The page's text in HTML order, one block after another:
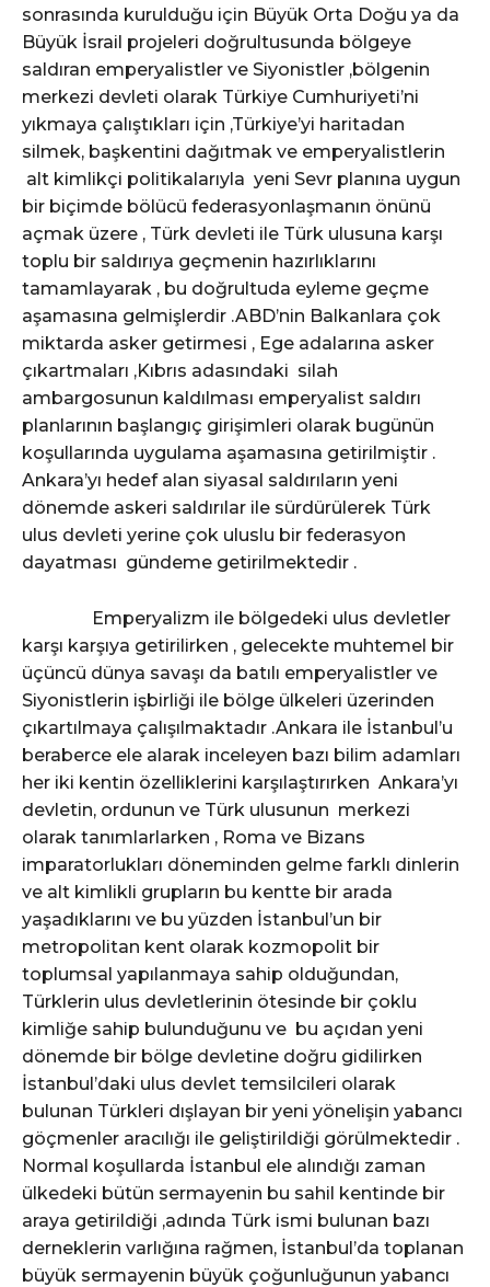
sonrasında kurulduğu için Büyük Orta Doğu ya da
Büyük İsrail projeleri doğrultusunda bölgeye
saldıran emperyalistler ve Siyonistler ,bölgenin
merkezi devleti olarak Türkiye Cumhuriyeti’ni
yıkmaya çalıştıkları için ,Türkiye’yi haritadan
silmek, başkentini dağıtmak ve emperyalistlerin
alt kimlikçi politikalarıyla yeni Sevr planına uygun
bir biçimde bölücü federasyonlaşmanın önünü
açmak üzere , Türk devleti ile Türk ulusuna karşı
toplu bir saldırıya geçmenin hazırlıklarını
tamamlayarak , bu doğrultuda eyleme geçme
aşamasına gelmişlerdir .ABD’nin Balkanlara çok
miktarda asker getirmesi , Ege adalarına asker
çıkartmaları ,Kıbrıs adasındaki silah
ambargosunun kaldılması emperyalist saldırı
planlarının başlangıç girişimleri olarak bugünün
koşullarında uygulama aşamasına getirilmiştir .
Ankara’yı hedef alan siyasal saldırıların yeni
dönemde askeri saldırılar ile sürdürülerek Türk
ulus devleti yerine çok uluslu bir federasyon
dayatması gündeme getirilmektedir .
Emperyalizm ile bölgedeki ulus devletler
karşı karşıya getirilirken , gelecekte muhtemel bir
üçüncü dünya savaşı da batılı emperyalistler ve
Siyonistlerin işbirliği ile bölge ülkeleri üzerinden
çıkartılmaya çalışılmaktadır .Ankara ile İstanbul’u
beraberce ele alarak inceleyen bazı bilim adamları
her iki kentin özelliklerini karşılaştırırken Ankara’yı
devletin, ordunun ve Türk ulusunun merkezi
olarak tanımlarlarken , Roma ve Bizans
imparatorlukları döneminden gelme farklı dinlerin
ve alt kimlikli grupların bu kentte bir arada
yaşadıklarını ve bu yüzden İstanbul’un bir
metropolitan kent olarak kozmopolit bir
toplumsal yapılanmaya sahip olduğundan,
Türklerin ulus devletlerinin ötesinde bir çoklu
kimliğe sahip bulunduğunu ve bu açıdan yeni
dönemde bir bölge devletine doğru gidilirken
İstanbul’daki ulus devlet temsilcileri olarak
bulunan Türkleri dışlayan bir yeni yönelişin yabancı
göçmenler aracılığı ile geliştirildiği görülmektedir .
Normal koşullarda İstanbul ele alındığı zaman
ülkedeki bütün sermayenin bu sahil kentinde bir
araya getirildiği ,adında Türk ismi bulunan bazı
derneklerin varlığına rağmen, İstanbul’da toplanan
büyük sermayenin büyük çoğunluğunun yabancı